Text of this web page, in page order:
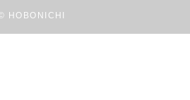
HOBONICHI